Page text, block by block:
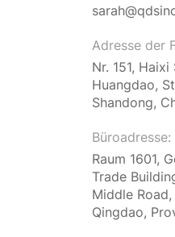
Adresse der
Nr. 151,
Huangdao,
Shandong,
Büroadresse:
Raum 1601,
Trade
Middle
Qingdao,